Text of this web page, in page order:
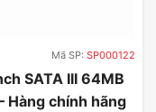
Mã SP: SP000122
SATA III 64MB
Hàng chính hãng